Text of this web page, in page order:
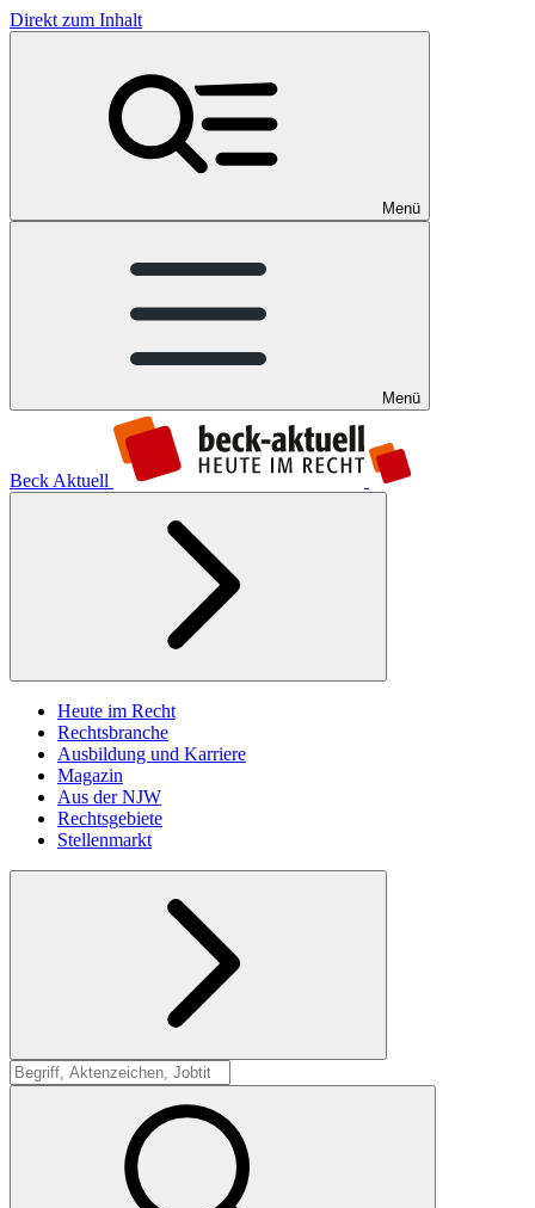
Direkt zum Inhalt
Menü
Menü
Beck Aktuell
Heute im Recht
Rechtsbranche
Ausbildung und Karriere
Magazin
Aus der NJW
Rechtsgebiete
Stellenmarkt
Suche